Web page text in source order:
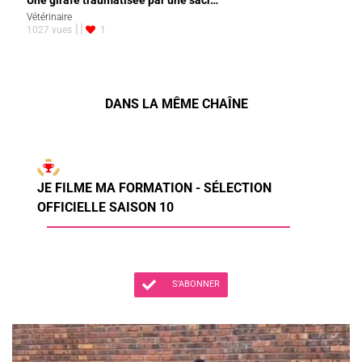
Vétérinaire
1027 vues
1
DANS LA MÊME CHAÎNE
JE FILME MA FORMATION - SÉLECTION
OFFICIELLE SAISON 10
S'ABONNER